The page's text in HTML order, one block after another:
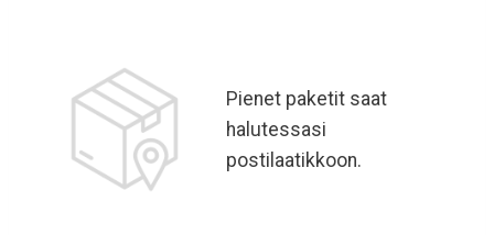
Pienet paketit saat
halutessasi
postilaatikkoon.​